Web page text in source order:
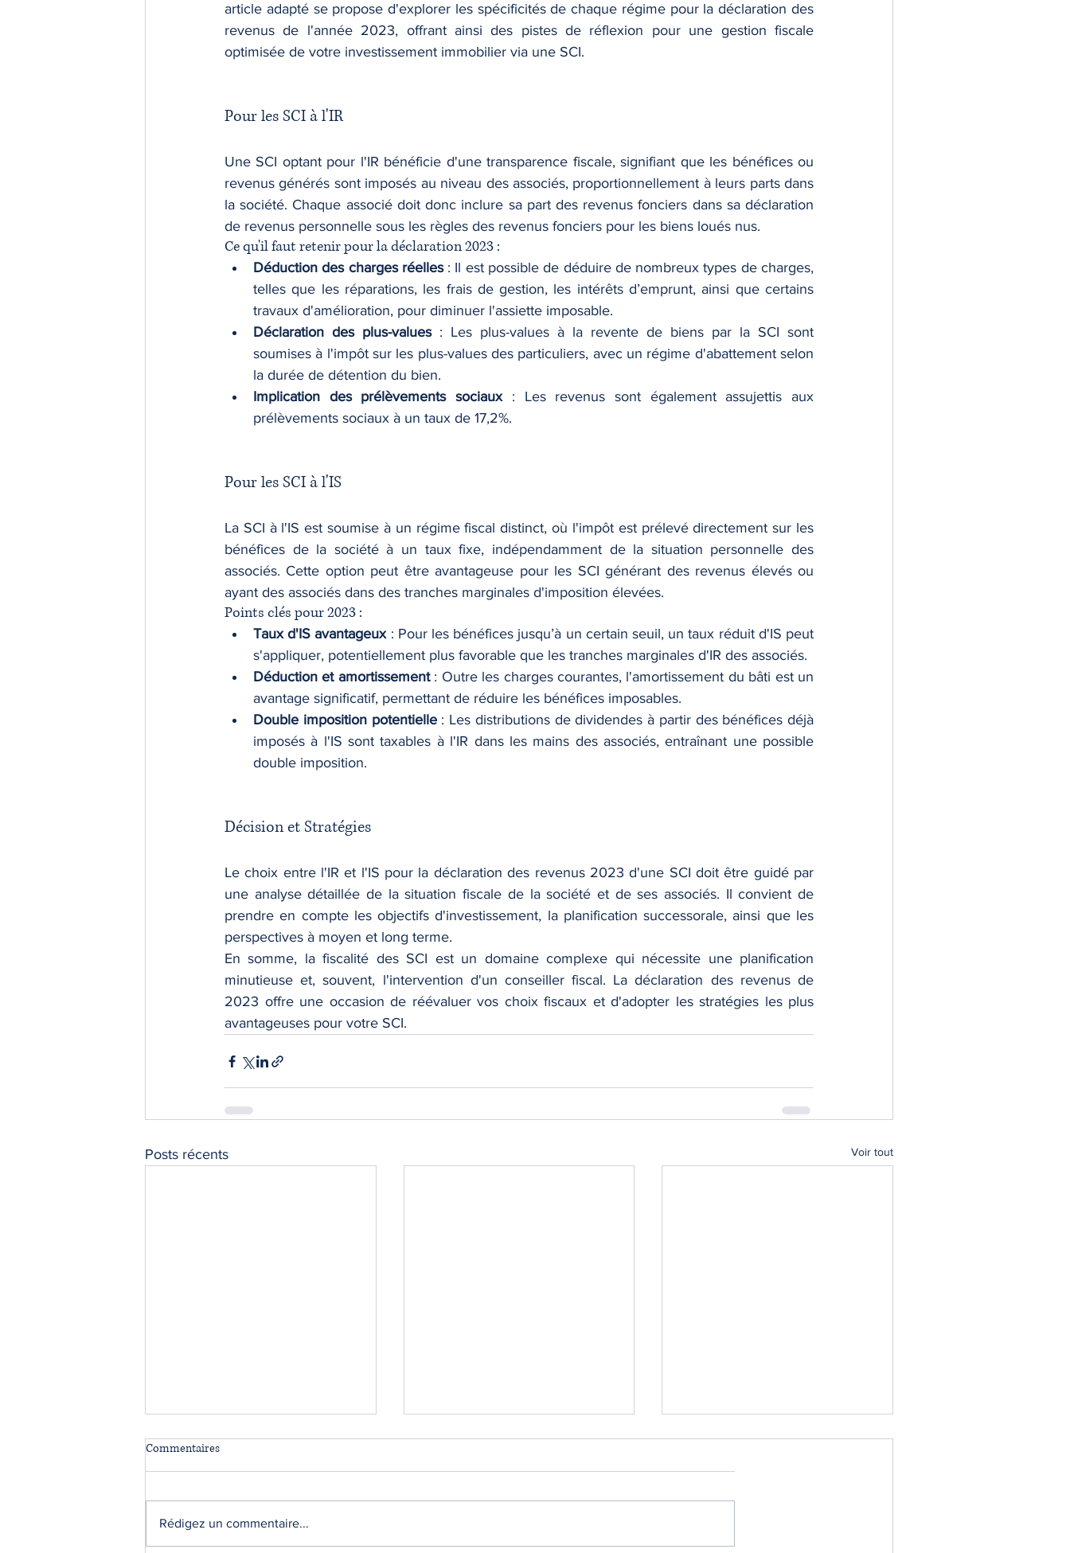
article adapté se propose d'explorer les spécificités de chaque régime pour la déclaration des
revenus de l'année 2023, offrant ainsi des pistes de réflexion pour une gestion fiscale
optimisée de votre investissement immobilier via une SCI.
Pour les SCI à l'IR
Une SCI optant pour l'IR bénéficie d'une transparence fiscale, signifiant que les bénéfices ou
revenus générés sont imposés au niveau des associés, proportionnellement à leurs parts dans
la société. Chaque associé doit donc inclure sa part des revenus fonciers dans sa déclaration
de revenus personnelle sous les règles des revenus fonciers pour les biens loués nus.
Ce qu'il faut retenir pour la déclaration 2023 :
Déduction des charges réelles : Il est possible de déduire de nombreux types de charges,
telles que les réparations, les frais de gestion, les intérêts d’emprunt, ainsi que certains
travaux d'amélioration, pour diminuer l'assiette imposable.
Déclaration des plus-values : Les plus-values à la revente de biens par la SCI sont
soumises à l'impôt sur les plus-values des particuliers, avec un régime d'abattement selon
la durée de détention du bien.
Implication des prélèvements sociaux : Les revenus sont également assujettis aux
prélèvements sociaux à un taux de 17,2%.
Pour les SCI à l'IS
La SCI à l'IS est soumise à un régime fiscal distinct, où l'impôt est prélevé directement sur les
bénéfices de la société à un taux fixe, indépendamment de la situation personnelle des
associés. Cette option peut être avantageuse pour les SCI générant des revenus élevés ou
ayant des associés dans des tranches marginales d'imposition élevées.
Points clés pour 2023 :
Taux d'IS avantageux : Pour les bénéfices jusqu’à un certain seuil, un taux réduit d'IS peut
s'appliquer, potentiellement plus favorable que les tranches marginales d'IR des associés.
Déduction et amortissement : Outre les charges courantes, l'amortissement du bâti est un
avantage significatif, permettant de réduire les bénéfices imposables.
Double imposition potentielle : Les distributions de dividendes à partir des bénéfices déjà
imposés à l'IS sont taxables à l'IR dans les mains des associés, entraînant une possible
double imposition.
Décision et Stratégies
Le choix entre l'IR et l'IS pour la déclaration des revenus 2023 d'une SCI doit être guidé par
une analyse détaillée de la situation fiscale de la société et de ses associés. Il convient de
prendre en compte les objectifs d'investissement, la planification successorale, ainsi que les
perspectives à moyen et long terme.
En somme, la fiscalité des SCI est un domaine complexe qui nécessite une planification
minutieuse et, souvent, l'intervention d'un conseiller fiscal. La déclaration des revenus de
2023 offre une occasion de réévaluer vos choix fiscaux et d'adopter les stratégies les plus
avantageuses pour votre SCI.
Posts récents Voir tout
La solidarité fiscale entre époux
La solidarité fiscale entre époux
sont conjointement responsables
du paiement de l'impôt sur le
Commentaires
Rédigez un commentaire...